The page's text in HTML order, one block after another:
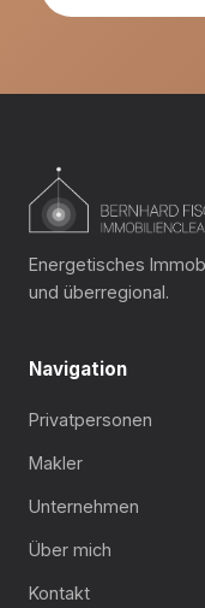
Energetisches
und überregional.
Navigation
Privatpersonen
Makler
Unternehmen
Über mich
Kontakt